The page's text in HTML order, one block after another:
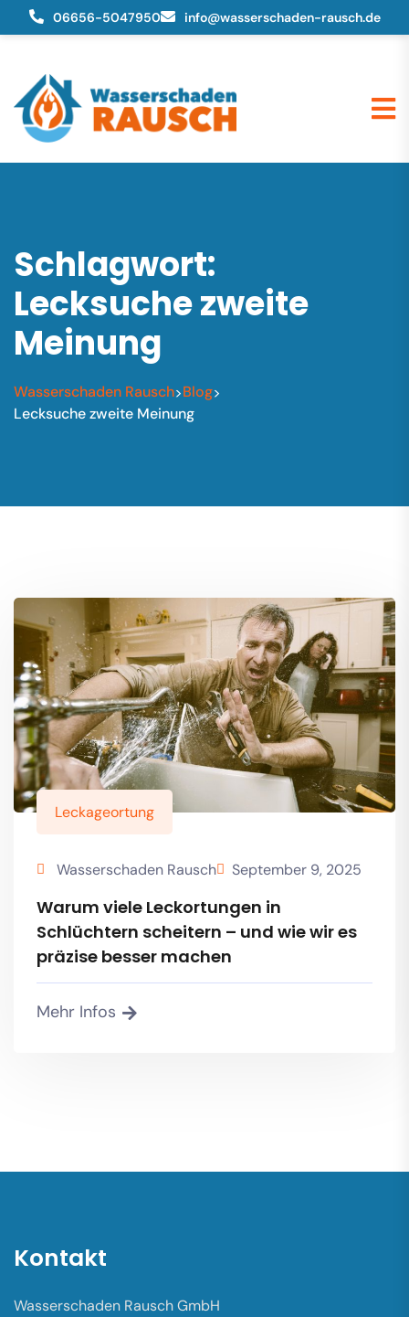
06656-5047950 info@wasserschaden-rausch.de
Schlagwort:
Lecksuche zweite
Meinung
Wasserschaden Rausch>Blog>
Lecksuche zweite Meinung
Leckageortung
Wasserschaden Rausch September 9, 2025
Warum viele Leckortungen in
Schlüchtern scheitern – und wie wir es
präzise besser machen
Mehr Infos
Kontakt
Wasserschaden Rausch GmbH